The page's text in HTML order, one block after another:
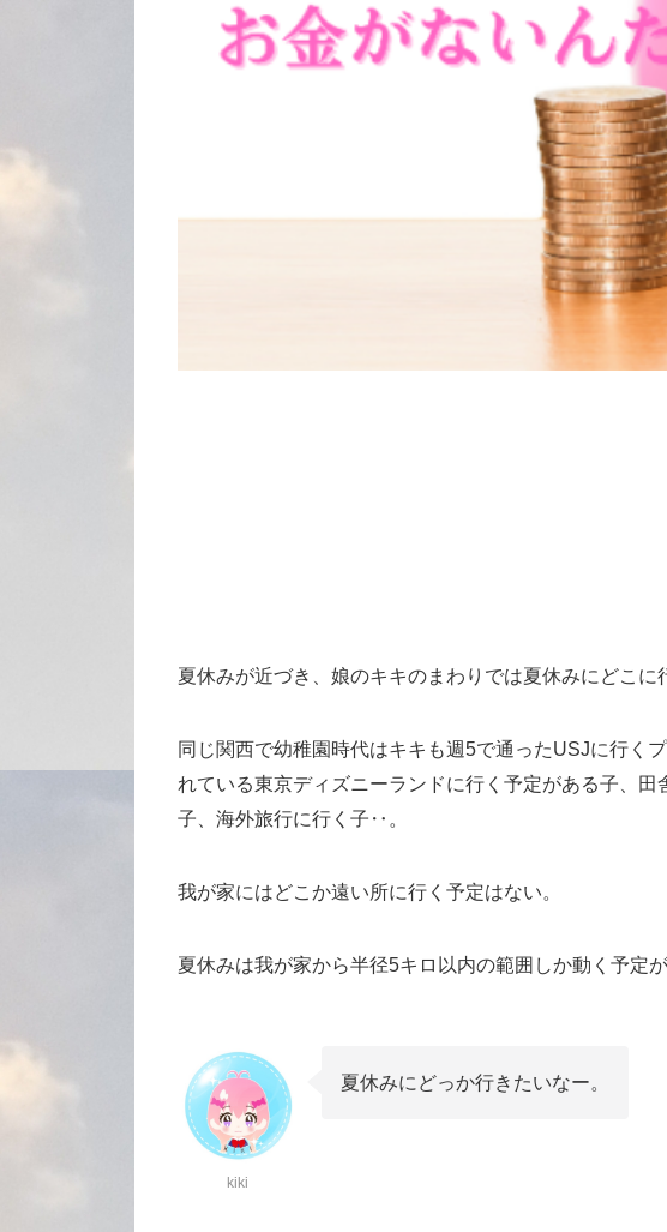
夏休みが近づき、娘のキキのまわりでは夏休みにどこに
同じ関西で幼稚園時代はキキも週5で通ったUSJに行く
れている東京ディズニーランドに行く予定がある子、田
子、海外旅行に行く子‥。
我が家にはどこか遠い所に行く予定はない。
夏休みは我が家から半径5キロ以内の範囲しか動く予定が
kiki
夏休みにどっか行きたいなー。